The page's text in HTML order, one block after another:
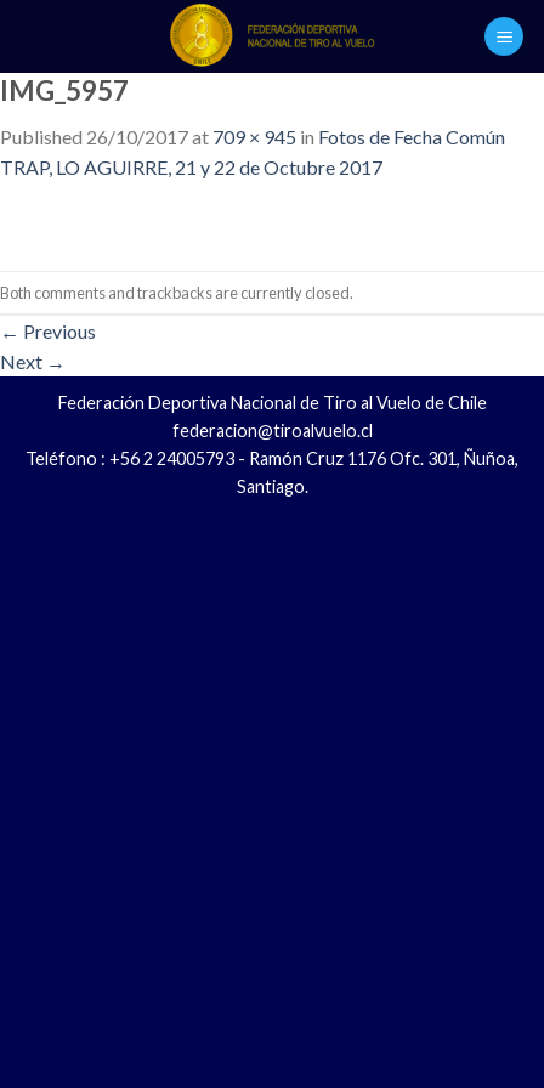
content
IMG_5957
Published 26/10/2017at 709 × 945 in Fotos de Fecha Común
TRAP, LO AGUIRRE, 21 y 22 de Octubre 2017
Both comments and trackbacks are currently closed.
← Previous
Next →
Federación Deportiva Nacional de Tiro al Vuelo de Chile
federacion@tiroalvuelo.cl
Teléfono : +56 2 24005793 - Ramón Cruz 1176 Ofc. 301, Ñuñoa,
Santiago.